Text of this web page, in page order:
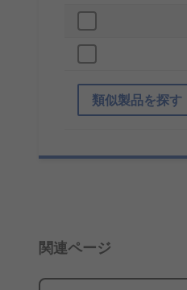
類似製品を探す
関連ページ